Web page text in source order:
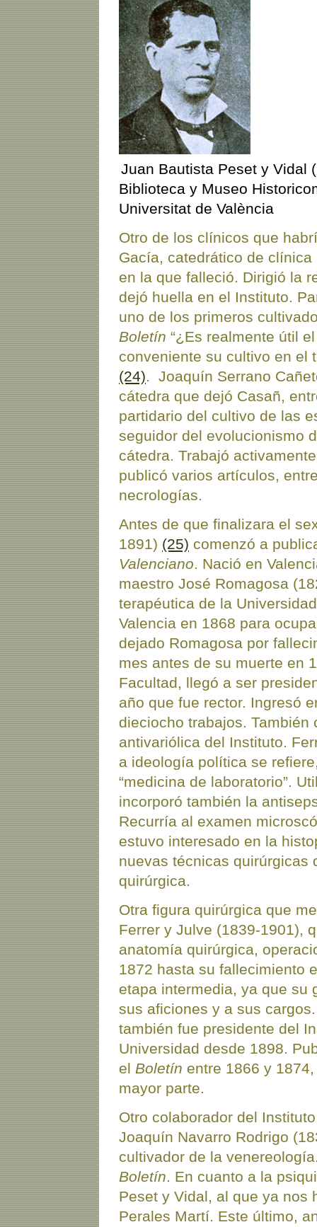
Juan Bautista Peset y Vidal
Biblioteca y Museo
Universitat de València
Otro de los clínicos que
Gacía, catedrático de
en la que falleció. Dirigió la
dejó huella en el Instituto.
uno de los primeros
Boletín “¿Es realmente útil
conveniente su cultivo en el
(24). Joaquín Serrano
cátedra que dejó Casañ,
partidario del cultivo de las
seguidor del evolucionismo
cátedra. Trabajó
publicó varios artículos,
necrologías.
Antes de que finalizara el
1891) (25) comenzó a
Valenciano. Nació en
maestro José Romagosa
terapéutica de la
Valencia en 1868 para
dejado Romagosa por
mes antes de su muerte en
Facultad, llegó a ser
año que fue rector. Ingresó
dieciocho trabajos.
antivariólica del Instituto.
a ideología política se
“medicina de laboratorio”.
incorporó también la
Recurría al examen
estuvo interesado en la
nuevas técnicas quirúrgicas
quirúrgica.
Otra figura quirúrgica que
Ferrer y Julve (1839-1901),
anatomía quirúrgica,
1872 hasta su fallecimiento
etapa intermedia, ya que
sus aficiones y a sus
también fue presidente del
Universidad desde 1898.
el Boletín entre 1866 y
mayor parte.
Otro colaborador del
Joaquín Navarro Rodrigo
cultivador de la
Boletín. En cuanto a la
Peset y Vidal, al que ya nos
Perales Martí. Este último,